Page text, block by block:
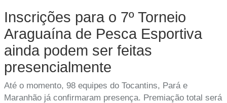
Inscrições para o 7º Torneio
Araguaína de Pesca Esportiva
ainda podem ser feitas
presencialmente
Até o momento, 98 equipes do Tocantins, Pará e
Maranhão já confirmaram presença. Premiação total será